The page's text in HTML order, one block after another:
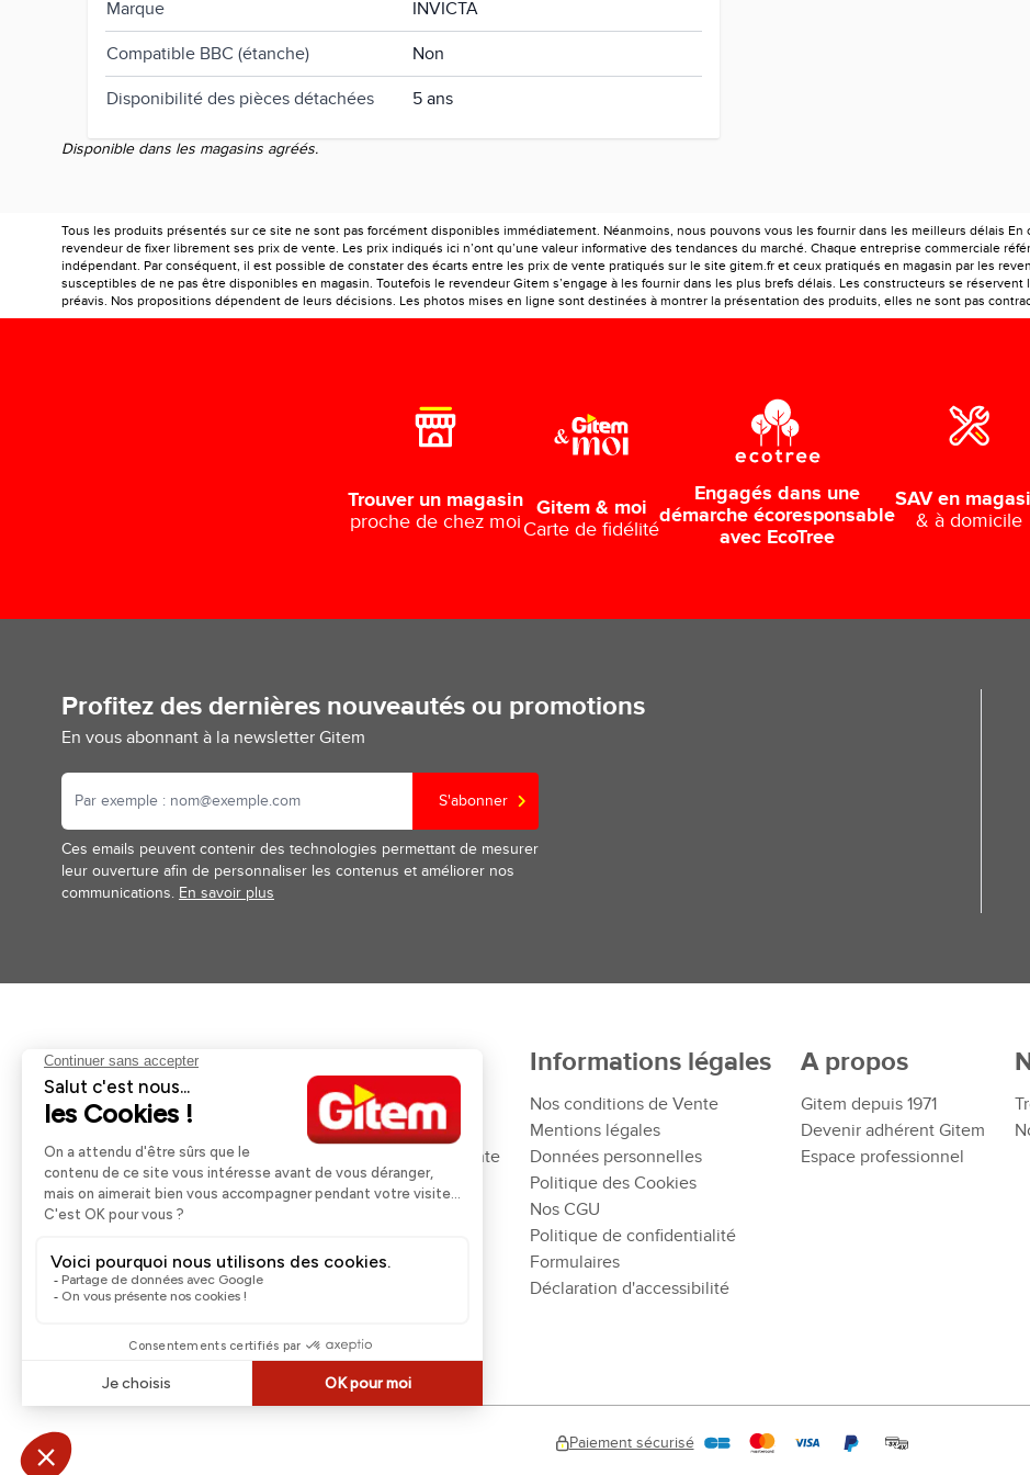
Marque INVICTA
Compatible BBC (étanche) Non
Disponibilité des pièces détachées 5 ans
Disponible dans les magasins agréés.
Tous les produits présentés sur ce site ne sont pas forcément disponibles immédiatement. Néanmoins, nous pouvons vous les fournir dans les meilleurs délais
revendeur de fixer librement ses prix de vente. Les prix indiqués ici n’ont qu’une valeur informative des tendances du marché. Chaque entreprise commerciale
indépendant. Par conséquent, il est possible de constater des écarts entre les prix de vente pratiqués sur le site gitem.fr et ceux pratiqués en magasin par les
susceptibles de ne pas être disponibles en magasin. Toutefois le revendeur Gitem s’engage à les fournir dans les plus brefs délais. Les constructeurs se
préavis. Nos propositions dépendent de leurs décisions. Les photos mises en ligne sont destinées à montrer la présentation des produits, elles ne sont pas
Trouver un magasin
proche de chez moi
Gitem & moi
Carte de fidélité
Engagés dans une
démarche écoresponsable
avec EcoTree
SAV en
& à domicile
Profitez des dernières nouveautés ou promotions
En vous abonnant à la newsletter Gitem
S'abonner
Ces emails peuvent contenir des technologies permettant de mesurer
leur ouverture afin de personnaliser les contenus et améliorer nos
communications. En savoir plus
Aides et informations
Retour et remboursement
Nos guides d'achat
Livraison et retrait
Rappels Produits
Une question ?
Contactez-nous
Pose et services
Financement
Service Après Vente
Informations légales
Nos conditions de Vente
Mentions légales
Données personnelles
Politique des Cookies
Nos CGU
Politique de confidentialité
Formulaires
Déclaration d'accessibilité
A propos
Gitem depuis 1971
Devenir adhérent Gitem
Espace professionnel
Paiement sécurisé